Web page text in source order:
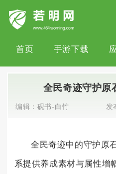
首页 手游下载
全民奇迹守护原
编辑： 砚书-白竹 发
全民奇迹中的守护原
系提供养成素材与属性增